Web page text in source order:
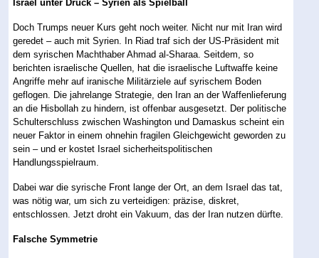
Israel unter Druck – Syrien als Spielball
Doch Trumps neuer Kurs geht noch weiter. Nicht nur mit Iran wird
geredet – auch mit Syrien. In Riad traf sich der US-Präsident mit
dem syrischen Machthaber Ahmad al-Sharaa. Seitdem, so
berichten israelische Quellen, hat die israelische Luftwaffe keine
Angriffe mehr auf iranische Militärziele auf syrischem Boden
geflogen. Die jahrelange Strategie, den Iran an der Waffenlieferung
an die Hisbollah zu hindern, ist offenbar ausgesetzt. Der politische
Schulterschluss zwischen Washington und Damaskus scheint ein
neuer Faktor in einem ohnehin fragilen Gleichgewicht geworden zu
sein – und er kostet Israel sicherheitspolitischen
Handlungsspielraum.
Dabei war die syrische Front lange der Ort, an dem Israel das tat,
was nötig war, um sich zu verteidigen: präzise, diskret,
entschlossen. Jetzt droht ein Vakuum, das der Iran nutzen dürfte.
Falsche Symmetrie